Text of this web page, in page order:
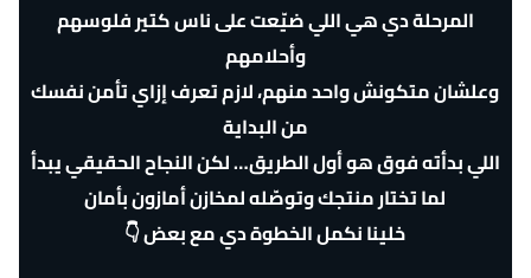
المرحلة دي هي اللي ضيّعت على ناس كتير فلوسهم
وأحلامهم
وعلشان متكونش واحد منهم، لازم تعرف إزاي تأمن نفسك
من البداية
اللي بدأته فوق هو أول الطريق… لكن النجاح الحقيقي يبدأ
لما تختار منتجك وتوصّله لمخازن أمازون بأمان
خلينا نكمل الخطوة دي مع بعض 👇